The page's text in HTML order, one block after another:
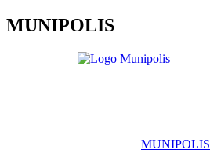
MUNIPOLIS
MUNIPOLIS